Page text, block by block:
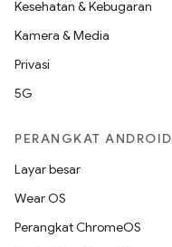
Kesehatan & Kebugaran
Kamera & Media
Privasi
5G
PERANGKAT ANDROID
Layar besar
Wear OS
Perangkat ChromeOS